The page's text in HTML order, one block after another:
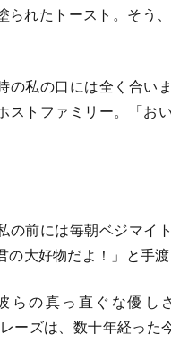
られたトースト。そう
私の口には全く合い
ストファミリー。「お
の前には毎朝ベジマイ
の大好物だよ！」と手
らの真っ直ぐな優し
ーズは、数十年経った